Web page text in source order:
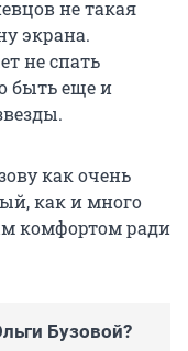
не такая
экрана.
не спать
быть еще и
как очень
как и много
комфортом ради
Бузовой?